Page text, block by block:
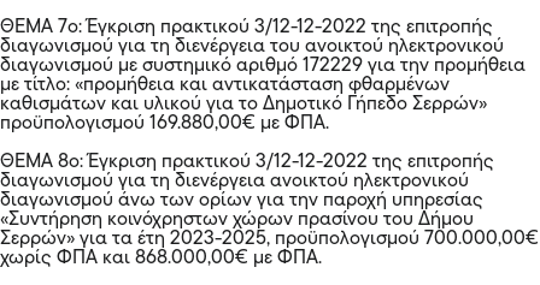
ΘΕΜΑ 7ο: Έγκριση πρακτικού 3/12-12-2022 της επιτροπής
διαγωνισμού για τη διενέργεια του ανοικτού ηλεκτρονικού
διαγωνισμού με συστημικό αριθμό 172229 για την προμήθεια
με τίτλο: «προμήθεια και αντικατάσταση φθαρμένων
καθισμάτων και υλικού για το Δημοτικό Γήπεδο Σερρών»
προϋπολογισμού 169.880,00€ με ΦΠΑ.
ΘΕΜΑ 8ο: Έγκριση πρακτικού 3/12-12-2022 της επιτροπής
διαγωνισμού για τη διενέργεια ανοικτού ηλεκτρονικού
διαγωνισμού άνω των ορίων για την παροχή υπηρεσίας
«Συντήρηση κοινόχρηστων χώρων πρασίνου του Δήμου
Σερρών» για τα έτη 2023-2025, προϋπολογισμού 700.000,00€
χωρίς ΦΠΑ και 868.000,00€ με ΦΠΑ.